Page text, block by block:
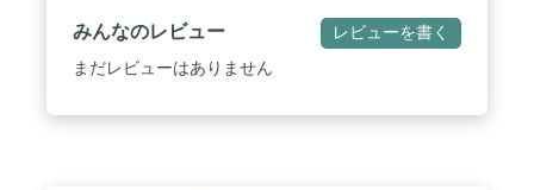
みんなのレビュー レビューを書く
まだレビューはありません